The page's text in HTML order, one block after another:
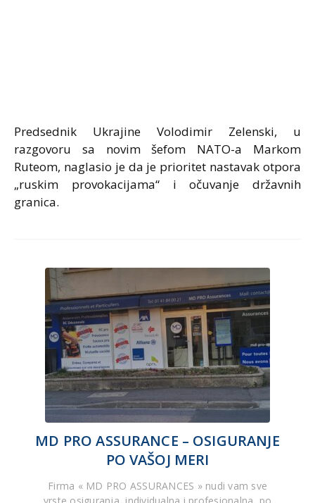
Predsednik Ukrajine Volodimir Zelenski, u
razgovoru sa novim šefom NATO-a Markom
Ruteom, naglasio je da je prioritet nastavak otpora
„ruskim provokacijama“ i očuvanje državnih
granica.
MD PRO ASSURANCE – OSIGURANJE
PO VAŠOJ MERI
Firma « MD PRO ASSURANCES » nudi vam sve